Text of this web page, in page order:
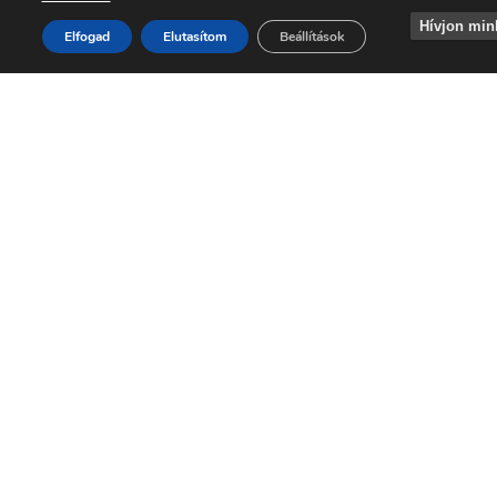
Környezetbarát feldolgozás– felelős, szelektív
Elfogad Elutasítom Beállítások
Hívjon